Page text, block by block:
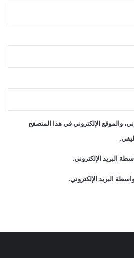
والموقع الإلكتروني في هذا المتصفح
البريد الإلكتروني.
البريد الإلكتروني.